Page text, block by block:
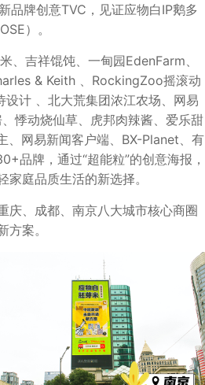
品牌创意TVC，见证应物白IP鹅多
）。
、吉祥馄饨、一甸园EdenFarm、
& Keith 、RockingZoo摇滚动
计 、北大荒集团浓江农场、网易
悸动烧仙草、虎邦肉辣酱、爱乐甜
、网易新闻客户端、BX-Planet、有
品牌，通过“超能粒”的创意海报，
庭品质生活的新选择。
庆、成都、南京八大城市核心商圈
案。